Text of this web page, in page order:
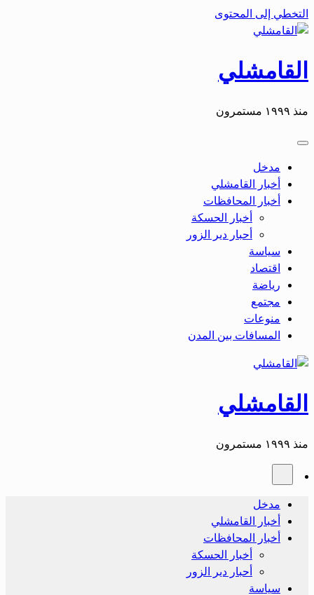
التخطي إلى المحتوى
القامشلي
منذ ١٩٩٩ مستمرون
مدخل
أخبار القامشلي
أخبار المحافظات
أخبار الحسكة
أحبار دير الزور
سياسة
اقتصاد
رياضة
مجتمع
منوعات
المسافات بين المدن
القامشلي
منذ ١٩٩٩ مستمرون
مدخل
أخبار القامشلي
أخبار المحافظات
أخبار الحسكة
أحبار دير الزور
سياسة